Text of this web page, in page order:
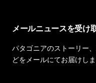
メールニュースを受け
パタゴニアのストーリー
どをメールにてお届けしま